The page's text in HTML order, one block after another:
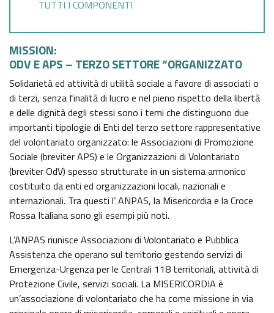
TUTTI I COMPONENTI
MISSION:
ODV E APS – TERZO SETTORE “ORGANIZZATO
Solidarietà ed attività di utilità sociale a favore di associati o
di terzi, senza finalità di lucro e nel pieno rispetto della libertà
e delle dignità degli stessi sono i temi che distinguono due
importanti tipologie di Enti del terzo settore rappresentative
del volontariato organizzato: le Associazioni di Promozione
Sociale (breviter APS) e le Organizzazioni di Volontariato
(breviter OdV) spesso strutturate in un sistema armonico
costituito da enti ed organizzazioni locali, nazionali e
internazionali. Tra questi l’ ANPAS, la Misericordia e la Croce
Rossa Italiana sono gli esempi più noti.
L’ANPAS riunisce Associazioni di Volontariato e Pubblica
Assistenza che operano sul territorio gestendo servizi di
Emergenza-Urgenza per le Centrali 118 territoriali, attività di
Protezione Civile, servizi sociali. La MISERICORDIA è
un’associazione di volontariato che ha come missione in via
PAGAMENTI DELL'AMMINISTRAZIONE
ALTRI CONTENUTI - CORRUZIONE
ALTRI CONTENUTI - ACCESSO CIVICO
ALTRI CONTENUTI
OPERE PUBBLICHE
INTERVENTI STRAORDINARI E DI EMERGENZA
GAZZETTA UFFICIALE
NORMATTIVA